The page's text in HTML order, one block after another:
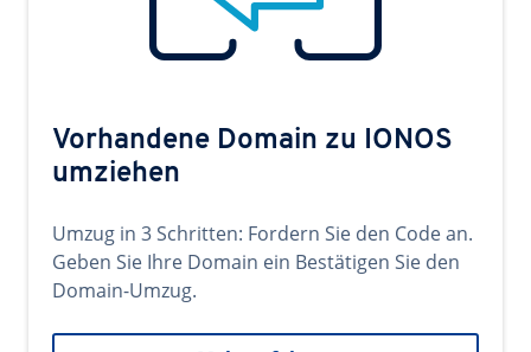
Vorhandene Domain zu IONOS
umziehen
Umzug in 3 Schritten: Fordern Sie den Code an.
Geben Sie Ihre Domain ein Bestätigen Sie den
Domain-Umzug.